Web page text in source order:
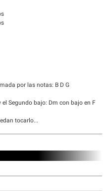
por las notas: B D G
Segundo bajo: Dm con bajo en F
tocarlo...